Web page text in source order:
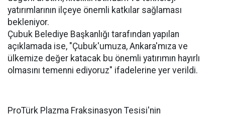
yatırımlarının ilçeye önemli katkılar sağlaması
bekleniyor.
Çubuk Belediye Başkanlığı tarafından yapılan
açıklamada ise, "Çubuk'umuza, Ankara'mıza ve
ülkemize değer katacak bu önemli yatırımın hayırlı
olmasını temenni ediyoruz" ifadelerine yer verildi.
ProTürk Plazma Fraksinasyon Tesisi'nin